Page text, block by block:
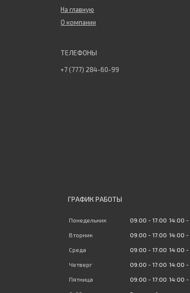
На главную
О компании
+7 (777) 284-60-99
ГРАФИК РАБОТЫ
Понедельник 09:00 17:00 14:00
Вторник 09:00 17:00 14:00
Среда 09:00 17:00 14:00
Четверг 09:00 17:00 14:00
Пятница 09:00 17:00 14:00